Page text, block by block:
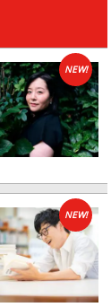
NEW!
NEW!